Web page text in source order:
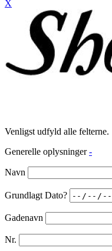
X
Venligst udfyld alle felterne.
Generelle oplysninger -
Navn
Grundlagt Dato?
Gadenavn
Nr.